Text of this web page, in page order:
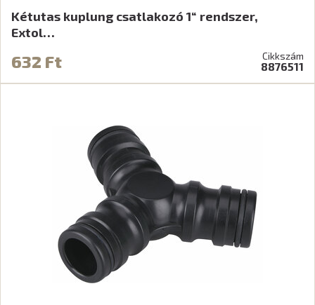
Kétutas kuplung csatlakozó 1“ rendszer,
Extol…
632 Ft Cikkszám
8876511